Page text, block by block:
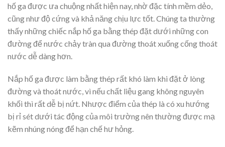
hố ga được ưa chuộng nhất hiện nay, nhờ đặc tính mềm dẻo,
cũng như độ cứng và khả năng chịu lực tốt. Chúng ta thường
thấy những chiếc nắp hố ga bằng thép đặt dưới những con
đường để nước chảy tràn qua đường thoát xuống cống thoát
nước dễ dàng hơn.
Nắp hố ga được làm bằng thép rất khó làm khi đặt ở lòng
đường và thoát nước, vì nếu chất liệu gang không nguyên
khối thì rất dễ bị nứt. Nhược điểm của thép là có xu hướng
bị rỉ sét dưới tác động của môi trường nên thường được mạ
kẽm nhúng nóng để hạn chế hư hỏng.